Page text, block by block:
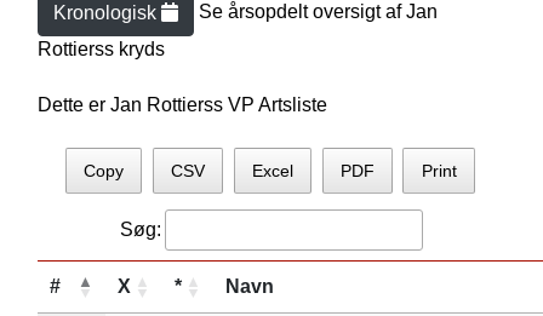
Kronologisk Se årsopdelt oversigt afJan
Rottierss kryds
Dette er Jan Rottierss VP Artsliste
Copy CSV Excel PDF Print
Søg:
# X * Navn